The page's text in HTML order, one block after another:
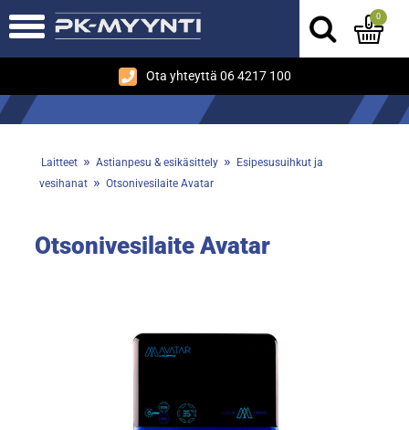
Ota yhteyttä 06 4217 100
0
Laitteet » Astianpesu & esikäsittely »
Esipesusuihkut ja
vesihanat » Otsonivesilaite Avatar
Otsonivesilaite Avatar